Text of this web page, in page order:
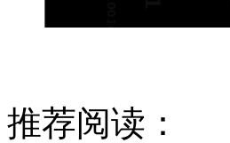
推荐阅读：